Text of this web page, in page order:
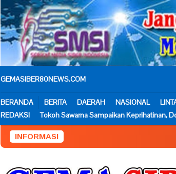
GEMASIBER80NEWS.COM
BERANDA BERITA DAERAH NASIONAL
REDAKSI
Tokoh Sawarna Sampaikan Keprihatinan,
INFORMASI